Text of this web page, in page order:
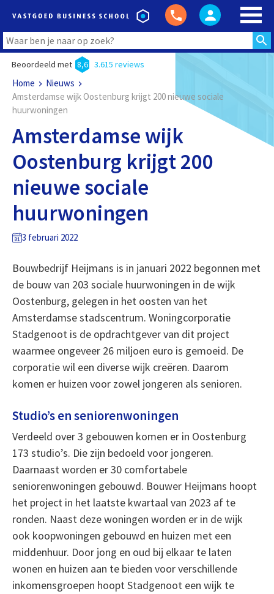
Beoordeeld met 8,6 3.615 reviews
Home
Nieuws
Amsterdamse wijk Oostenburg krijgt 200 nieuwe sociale
huurwoningen
Amsterdamse wijk
Oostenburg krijgt 200
nieuwe sociale
huurwoningen
3 februari 2022
Bouwbedrijf Heijmans is in januari 2022 begonnen met
de bouw van 203 sociale huurwoningen in de wijk
Oostenburg, gelegen in het oosten van het
Amsterdamse stadscentrum. Woningcorporatie
Stadgenoot is de opdrachtgever van dit project
waarmee ongeveer 26 miljoen euro is gemoeid. De
corporatie wil een diverse wijk creëren. Daarom
komen er huizen voor zowel jongeren als senioren.
Studio’s en seniorenwoningen
Verdeeld over 3 gebouwen komen er in Oostenburg
173 studio’s. Die zijn bedoeld voor jongeren.
Daarnaast worden er 30 comfortabele
seniorenwoningen gebouwd. Bouwer Heijmans hoopt
het project in het laatste kwartaal van 2023 af te
ronden. Naast deze woningen worden er in de wijk
ook koopwoningen gebouwd en huizen met een
middenhuur. Door jong en oud bij elkaar te laten
wonen en huizen aan te bieden voor verschillende
inkomensgroepen hoopt Stadgenoot een wijk te